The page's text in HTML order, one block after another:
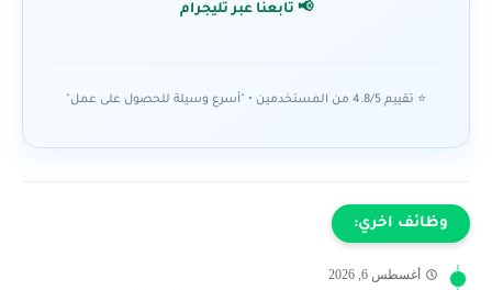
📢 تابعنا عبر تليجرام
⭐ تقييم 4.8/5 من المستخدمين • "أسرع وسيلة للحصول على عمل"
وظائف اخري:
أغسطس 6, 2026